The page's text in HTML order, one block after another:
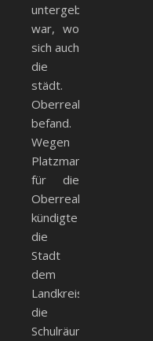
untergebracht
war, wo
sich auch
die
städt.
Oberrealschule
befand.
Wegen
Platzmangels
für die
Oberrealschule
kündigte
die
Stadt
dem
Landkreis
die
Schulräume,